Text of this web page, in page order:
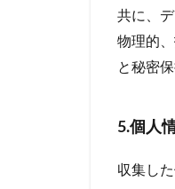
共に、
物理的
と秘密
5.個人
収集し